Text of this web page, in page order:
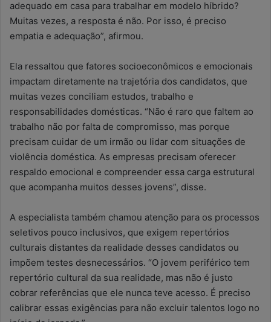
adequado em casa para trabalhar em modelo híbrido?
Muitas vezes, a resposta é não. Por isso, é preciso
empatia e adequação”, afirmou.
Ela ressaltou que fatores socioeconômicos e emocionais
impactam diretamente na trajetória dos candidatos, que
muitas vezes conciliam estudos, trabalho e
responsabilidades domésticas. “Não é raro que faltem ao
trabalho não por falta de compromisso, mas porque
precisam cuidar de um irmão ou lidar com situações de
violência doméstica. As empresas precisam oferecer
respaldo emocional e compreender essa carga estrutural
que acompanha muitos desses jovens”, disse.
A especialista também chamou atenção para os processos
seletivos pouco inclusivos, que exigem repertórios
culturais distantes da realidade desses candidatos ou
impõem testes desnecessários. “O jovem periférico tem
repertório cultural da sua realidade, mas não é justo
cobrar referências que ele nunca teve acesso. É preciso
calibrar essas exigências para não excluir talentos logo no